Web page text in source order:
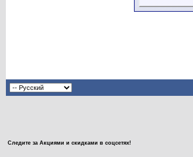
Следите за Акциями и скидками в соцсетях!